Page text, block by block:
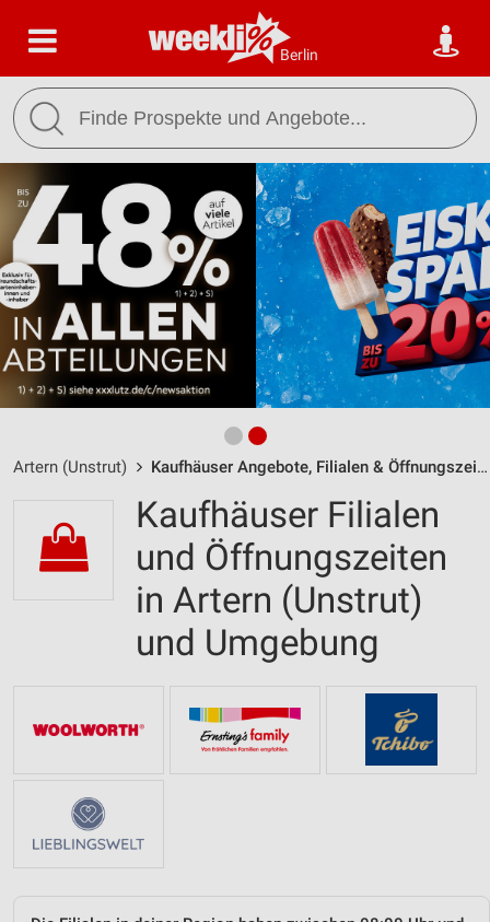
Berlin
Artern (Unstrut) Kaufhäuser Angebote, Filialen & Öffnungszeiten
Kaufhäuser Filialen
und Öffnungszeiten
in Artern (Unstrut)
und Umgebung